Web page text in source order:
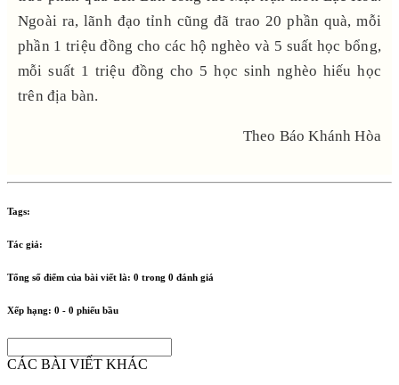
Ngoài ra, lãnh đạo tỉnh cũng đã trao 20 phần quà, mỗi
phần 1 triệu đồng cho các hộ nghèo và 5 suất học bổng,
mỗi suất 1 triệu đồng cho 5 học sinh nghèo hiếu học
trên địa bàn.
Theo Báo Khánh Hòa
Tags:
Tác giả:
Tổng số điểm của bài viết là: 0 trong 0 đánh giá
Xếp hạng: 0 - 0 phiếu bầu
CÁC BÀI VIẾT KHÁC